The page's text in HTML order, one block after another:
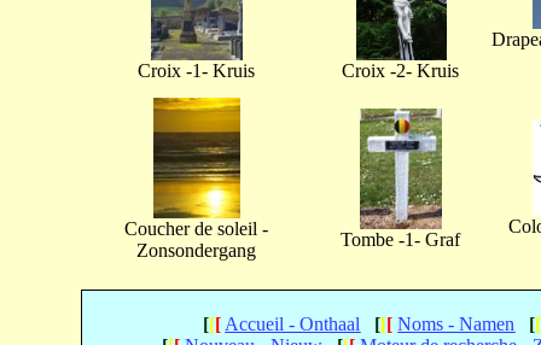
Croix -1- Kruis Croix -2- Kruis
Coucher de soleil -
Zonsondergang
Tombe -1- Graf
[[[ Accueil - Onthaal [[[ Noms - Namen [[